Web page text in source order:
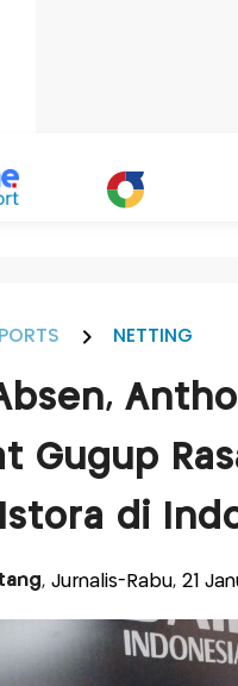
NETTING
Gugup
di
, Jurnalis-Rabu, 21